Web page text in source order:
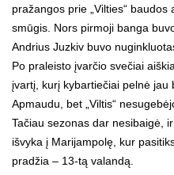
pražangos prie „Vilties“
smūgis. Nors pirmoji banga
Andrius Juzkiv buvo
Po praleisto įvarčio svečiai
įvartį, kurį kybartiečiai pelnė jau
Apmaudu, bet „Viltis“
Tačiau sezonas dar nesibaigė,
išvyka į Marijampolę, kur
pradžia – 13-tą valandą.